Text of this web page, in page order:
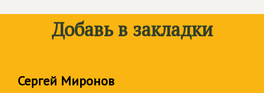
Добавь в закладки
Сергей Миронов